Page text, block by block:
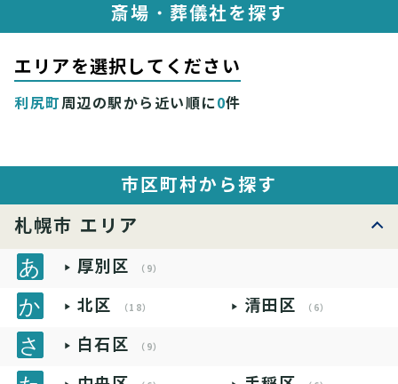
斎場・葬儀社を探す
エリアを選択してください
利尻町周辺の駅から近い順に0件
市区町村から探す
札幌市 エリア
厚別区 （9）
北区 （18） 清田区 （6）
白石区 （9）